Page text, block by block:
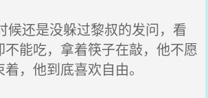
还是没躲过黎叔的发问，看
不能吃，拿着筷子在敲，他不愿
，他到底喜欢自由。